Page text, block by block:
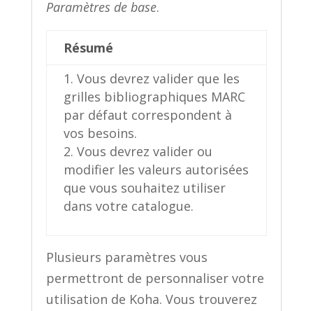
Paramètres de base.
Résumé
Vous devrez valider que les
grilles bibliographiques MARC
par défaut correspondent à
vos besoins.
Vous devrez valider ou
modifier les valeurs autorisées
que vous souhaitez utiliser
dans votre catalogue.
Plusieurs paramètres vous
permettront de personnaliser votre
utilisation de Koha. Vous trouverez